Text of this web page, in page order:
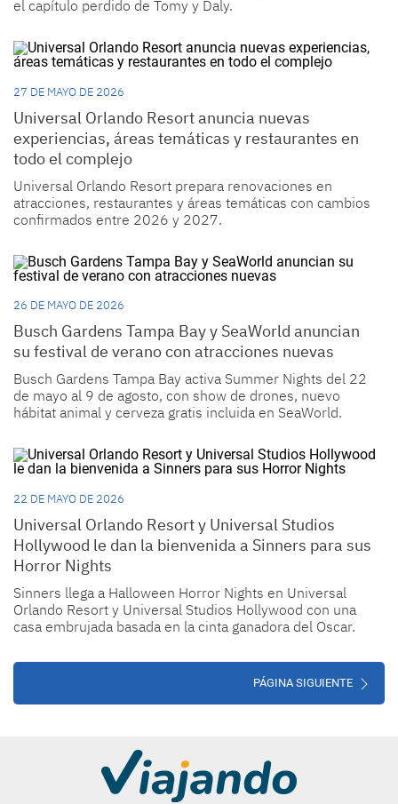
el capítulo perdido de Tomy y Daly.
27 DE MAYO DE 2026
Universal Orlando Resort anuncia nuevas
experiencias, áreas temáticas y restaurantes en
todo el complejo
Universal Orlando Resort prepara renovaciones en
atracciones, restaurantes y áreas temáticas con cambios
confirmados entre 2026 y 2027.
26 DE MAYO DE 2026
Busch Gardens Tampa Bay y SeaWorld anuncian
su festival de verano con atracciones nuevas
Busch Gardens Tampa Bay activa Summer Nights del 22
de mayo al 9 de agosto, con show de drones, nuevo
hábitat animal y cerveza gratis incluida en SeaWorld.
22 DE MAYO DE 2026
Universal Orlando Resort y Universal Studios
Hollywood le dan la bienvenida a Sinners para sus
Horror Nights
Sinners llega a Halloween Horror Nights en Universal
Orlando Resort y Universal Studios Hollywood con una
casa embrujada basada en la cinta ganadora del Oscar.
PÁGINA SIGUIENTE